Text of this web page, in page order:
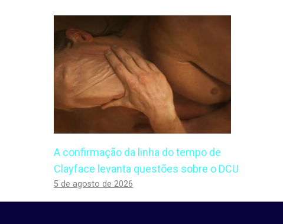
A confirmação da linha do tempo de
Clayface levanta questões sobre o DCU
5 de agosto de 2026